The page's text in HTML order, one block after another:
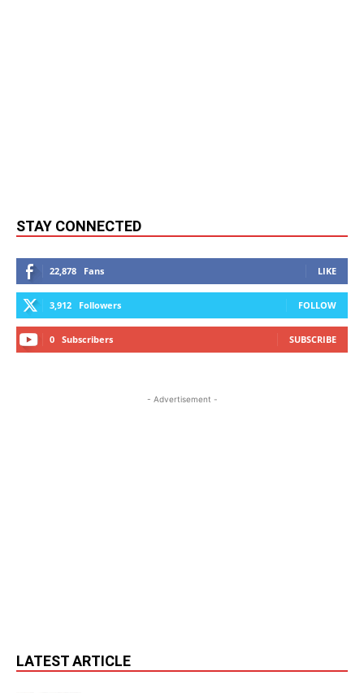
STAY CONNECTED
22,878 Fans LIKE
3,912 Followers FOLLOW
0 Subscribers SUBSCRIBE
- Advertisement -
LATEST ARTICLE